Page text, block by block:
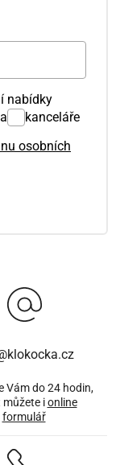
nabídky
kanceláře
osobních
Vám do 24 hodin,
můžete ionline
formulář